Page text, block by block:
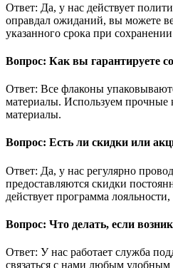
Ответ: Да, у нас действует
оправдал ожиданий, вы можете
указанного срока при
Вопрос: Как вы гарантируете
Ответ: Все флаконы
материалы. Используем
материалы.
Вопрос: Есть ли скидки или
Ответ: Да, у нас регулярно
предоставляются скидки
действует программа
Вопрос: Что делать, если
Ответ: У нас работает служба
связаться с нами любым удобным